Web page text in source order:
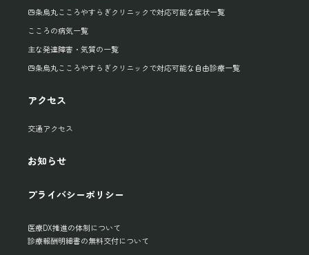
四条烏丸こころやすらぎクリニックで対応可能な症状一覧
こころの病気一覧
主な発達障害・気質の一覧
四条烏丸こころやすらぎクリニックで対応可能な自由診療一覧
アクセス
交通アクセス
お知らせ
プライバシーポリシー
医療DX推進の体制について
診療報酬明細書の無料交付について